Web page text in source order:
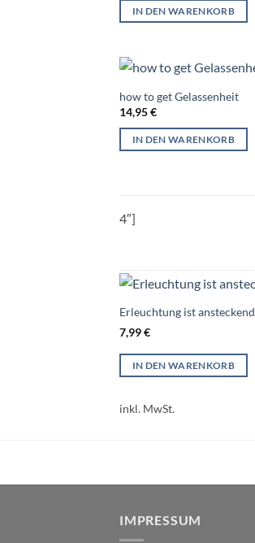
IN DEN WARENKORB
how to get Gelassenheit
14,95€
IN DEN WARENKORB
4″]
Erleuchtung ist ansteckend
7,99€
IN DEN WARENKORB
inkl. MwSt.
IMPRESSUM